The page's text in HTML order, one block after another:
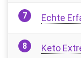
Echte
Keto